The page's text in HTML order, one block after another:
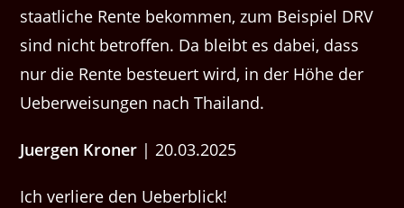
staatliche Rente bekommen, zum Beispiel DRV
sind nicht betroffen. Da bleibt es dabei, dass
nur die Rente besteuert wird, in der Höhe der
Ueberweisungen nach Thailand.
Juergen Kroner | 20.03.2025
Ich verliere den Ueberblick!